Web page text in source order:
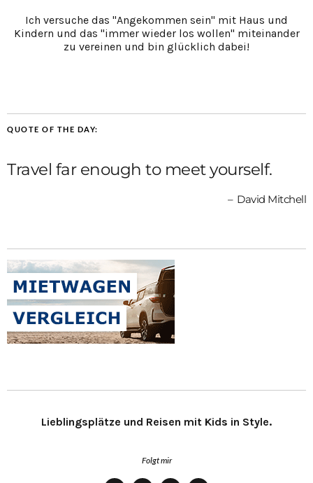
Ich versuche das "Angekommen sein" mit Haus und
Kindern und das "immer wieder los wollen" miteinander
zu vereinen und bin glücklich dabei!
QUOTE OF THE DAY:
Travel far enough to meet yourself.
David Mitchell
Lieblingsplätze und Reisen mit Kids in Style.
Folgt mir